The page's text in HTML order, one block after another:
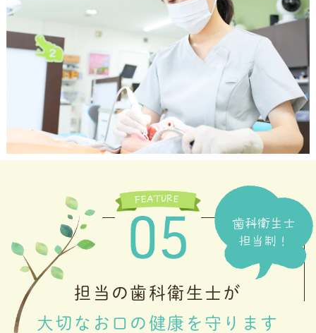
歯科衛生士
担当制！
担当の歯科衛生士が
大切なお口の健康を守ります